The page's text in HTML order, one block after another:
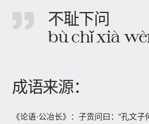
不耻下问
bù chǐ xià
成语来源：
《论语·公冶长》：子贡问曰：“孔文